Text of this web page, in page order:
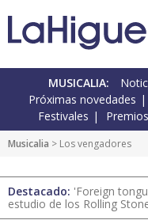
MUSICALIA:
Próximas novedades
Festivales
Premios
Musicalia > Los vengadores
Destacado: 'Foreign
estudio de los Rolling